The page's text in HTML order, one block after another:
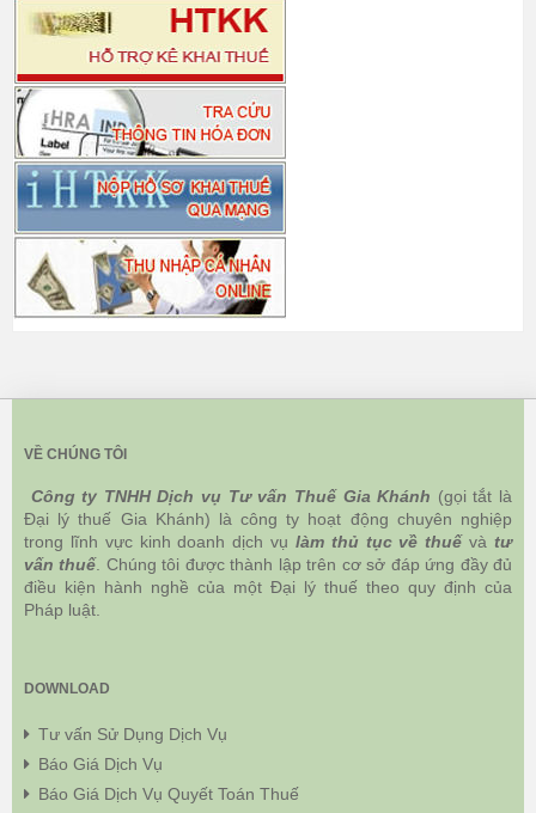
VỀ CHÚNG TÔI
Công ty TNHH Dịch vụ Tư vấn Thuế Gia Khánh (gọi tắt là
Đại lý thuế Gia Khánh) là công ty hoạt động chuyên nghiệp
trong lĩnh vực kinh doanh dịch vụ làm thủ tục về thuếvàtư
vấn thuế. Chúng tôi được thành lập trên cơ sở đáp ứng đầy đủ
điều kiện hành nghề của một Đại lý thuế theo quy định của
Pháp luật.
DOWNLOAD
Tư vấn Sử Dụng Dịch Vụ
Báo Giá Dịch Vụ
Báo Giá Dịch Vụ Quyết Toán Thuế